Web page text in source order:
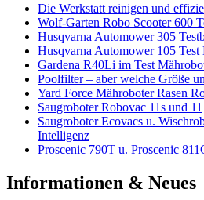
Die Werkstatt reinigen und
Wolf-Garten Robo Scooter 600
Husqvarna Automower 305
Husqvarna Automower 105 Test
Gardena R40Li im Test
Poolfilter – aber welche Größe
Yard Force Mähroboter Rasen
Saugroboter Robovac 11s und 11
Saugroboter Ecovacs u.
Intelligenz
Proscenic 790T u. Proscenic
Informationen & Neues